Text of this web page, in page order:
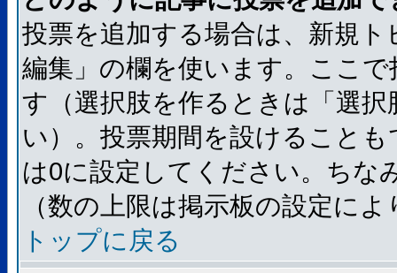
投票を追加する場合は、新規
編集」の欄を使います。ここ
す（選択肢を作るときは「選
い）。投票期間を設けること
は0に設定してください。ちな
（数の上限は掲示板の設定に
トップに戻る